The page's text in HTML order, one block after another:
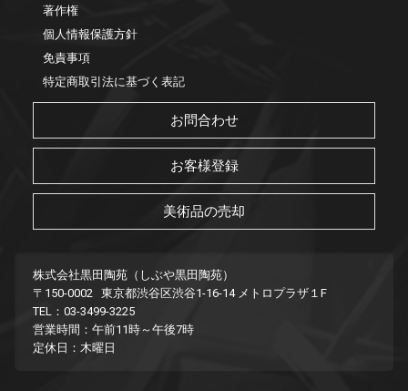
著作権
個人情報保護方針
免責事項
特定商取引法に基づく表記
お問合わせ
お客様登録
美術品の売却
株式会社黒田陶苑（しぶや黒田陶苑）
〒150-0002 東京都渋谷区渋谷1-16-14 メトロプラザ１F
TEL：03-3499-3225
営業時間：午前11時～午後7時
定休日：木曜日